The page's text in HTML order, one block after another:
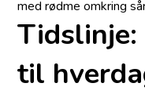
med rødme omkring
Tidslinje:
til